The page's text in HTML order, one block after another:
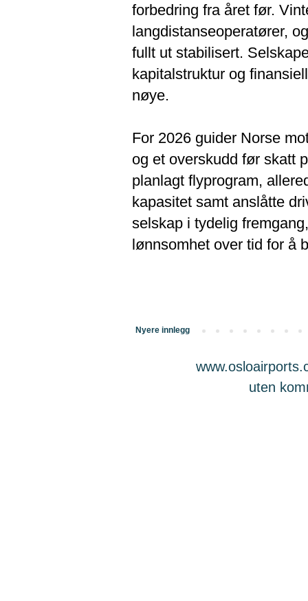
forbedring fra året før.
langdistanseoperatører,
fullt ut stabilisert.
kapitalstruktur og
nøye.
For 2026 guider Norse
og et overskudd før skatt
planlagt flyprogram,
kapasitet samt anslåtte
selskap i tydelig
lønnsomhet over tid for å
Nyere innlegg
uten